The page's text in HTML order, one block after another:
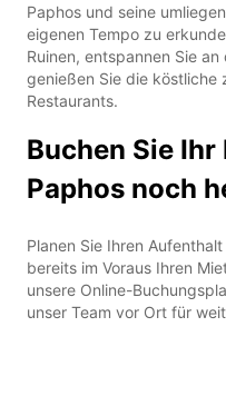
Paphos und seine
eigenen Tempo zu
Ruinen, entspannen Sie
genießen Sie die köstliche
Restaurants.
Buchen Sie
Paphos noch
Planen Sie Ihren
bereits im Voraus Ihren
unsere Online-
unser Team vor Ort für